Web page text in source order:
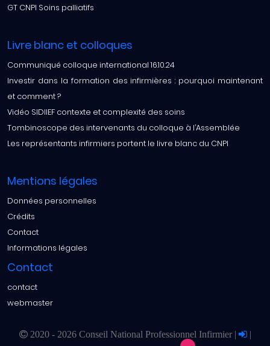
GT CNPI Soins palliatifs
Livre blanc et colloques
Communiqué colloque international 16.10.24
Investir dans la formation des infirmières : pourquoi maintenant
et comment ?
Vidéo SIDIIEF contexte et complexité des soins
Tombinoscope des intervenants du colloque à l’Assemblée
Les représentants infirmiers portent le livre blanc du CNPI
Mentions légales
Données personnelles
Crédits
Contact
Informations légales
Contact
contact
webmaster
2020 - 2026 Conseil National Professionnel Infirmier | |